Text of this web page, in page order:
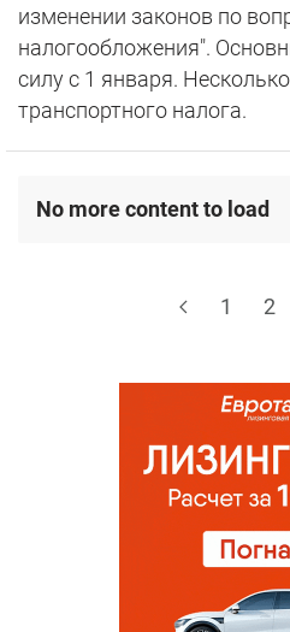
изменении законов по
налогообложения".
силу с 1 января.
транспортного налога.
No more content to load
1 2